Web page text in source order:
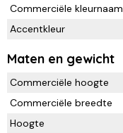
Commerciële kleurnaam
Accentkleur
Maten en gewicht
Commerciële hoogte
Commerciële breedte
Hoogte